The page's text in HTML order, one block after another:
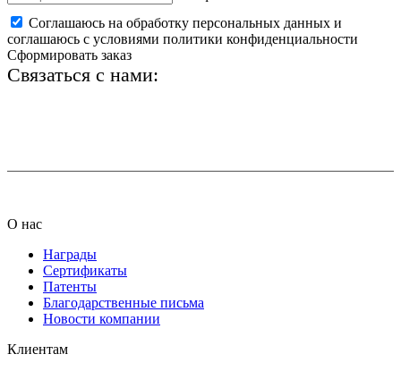
Соглашаюсь на обработку персональных данных и
соглашаюсь с условиями политики конфиденциальности
Сформировать заказ
Связаться с нами:
О нас
Награды
Сертификаты
Патенты
Благодарственные письма
Новости компании
Клиентам